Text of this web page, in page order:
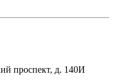
проспект, д. 140И